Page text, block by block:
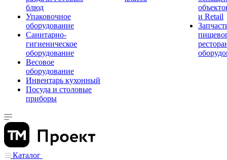
блюд
Упаковочное
оборудование
Санитарно-
гигиеническое
оборудование
Весовое
оборудование
Инвентарь кухонный
Посуда и столовые
приборы
и Retail
Каталог